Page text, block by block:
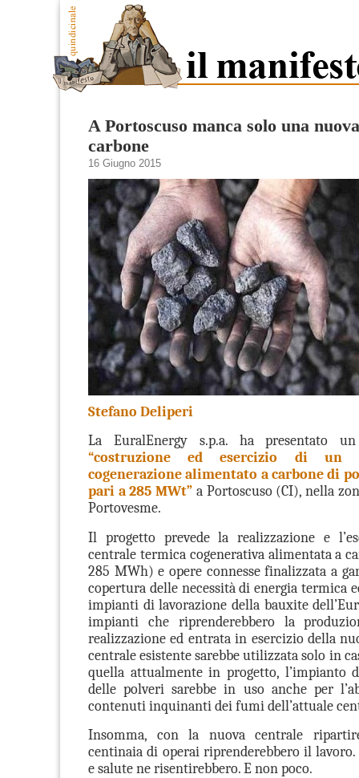
A Portoscuso manca solo una
carbone
16 Giugno 2015
Stefano Deliperi
La EuralEnergy s.p.a. ha presentato
“costruzione ed esercizio di un
cogenerazione alimentato a carbone di
pari a 285 MWt” a Portoscuso (CI), nella
Portovesme.
Il progetto prevede la realizzazione e
centrale termica cogenerativa alimentata a
285 MWh) e opere connesse finalizzata a
copertura delle necessità di energia termica
impianti di lavorazione della bauxite
impianti che riprenderebbero la
realizzazione ed entrata in esercizio della
centrale esistente sarebbe utilizzata solo in
quella attualmente in progetto, l’impianto
delle polveri sarebbe in uso anche per
contenuti inquinanti dei fumi dell’attuale
Insomma, con la nuova centrale
centinaia di operai riprenderebbero il lavoro.
e salute ne risentirebbero. E non poco.